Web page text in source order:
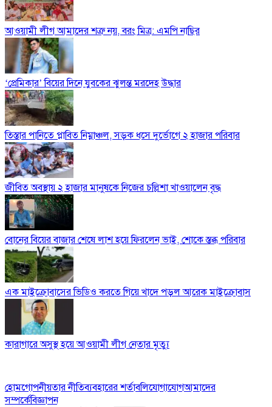
আওয়ামী লীগ আমাদের শত্রু নয়, বরং মিত্র: এমপি নাছির
‘প্রেমিকার’ বিয়ের দিনে যুবকের ঝুলন্ত মরদেহ উদ্ধার
তিস্তার পানিতে প্লাবিত নিম্নাঞ্চল, সড়ক ধসে দুর্ভোগে ২ হাজার পরিবার
জীবিত অবস্থায় ২ হাজার মানুষকে নিজের চল্লিশা খাওয়ালেন বৃদ্ধ
বোনের বিয়ের বাজার শেষে লাশ হয়ে ফিরলেন ভাই, শোকে স্তব্ধ পরিবার
এক মাইক্রোবাসের ভিডিও করতে গিয়ে খাদে পড়ল আরেক মাইক্রোবাস
কারাগারে অসুস্থ হয়ে আওয়ামী লীগ নেতার মৃত্যু
হোমগোপনীয়তার নীতিব্যবহারের শর্তাবলিযোগাযোগআমাদের
সম্পর্কেবিজ্ঞাপন